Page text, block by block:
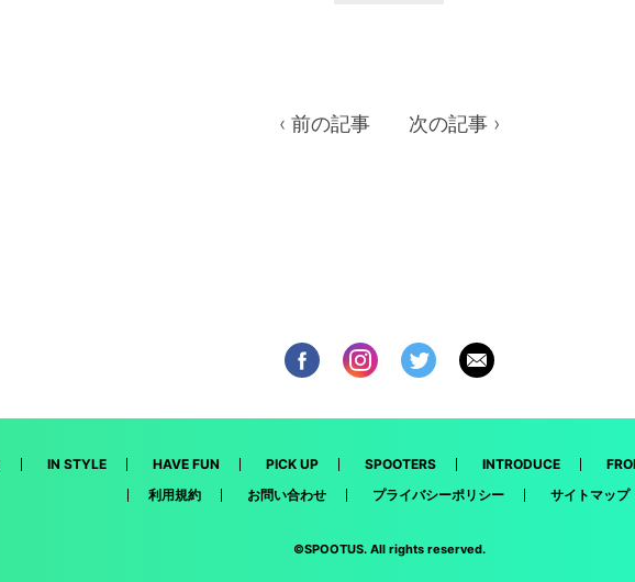
‹ 前の記事 次の記事 ›
IN STYLE HAVE FUN PICK UP SPOOTERS INTRODUCE
利用規約
お問い合わせ プライバシーポリシー サイトマップ
©SPOOTUS. All rights reserved.